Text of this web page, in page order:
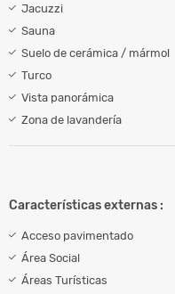
Jacuzzi
Sauna
Suelo de cerámica / mármol
Turco
Vista panorámica
Zona de lavandería
Características externas :
Acceso pavimentado
Área Social
Áreas Turísticas